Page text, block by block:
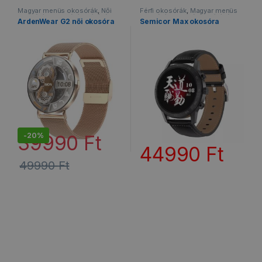
Magyar menüs okosórák, Női
okosórák Okosórák Vízálló
okosórák
ArdenWear G2 női okosóra
-20%
39990Ft
49990Ft
Ennek a terméknek több variációja van. A változatok a
Férfi okosórák, Magyar menüs
okosórák ,Okosórák Vízálló
okosórák
Semicor Max okosóra
44990 Ft